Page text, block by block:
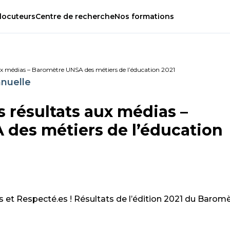
Centre de rechercheNos formations
– Baromètre UNSA des métiers de l’éducation 2021
résultats aux médias –
des métiers de l’éducation
et Respecté.es ! Résultats de l’édition 2021 du